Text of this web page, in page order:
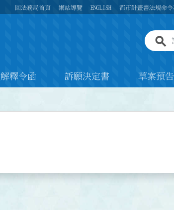
回法務局首頁 網站導覽 ENGLISH 都市計畫書法規命令
解釋令函 訴願決定書 草案預告